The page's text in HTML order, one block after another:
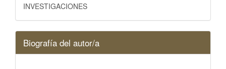
INVESTIGACIONES
Biografía del autor/a